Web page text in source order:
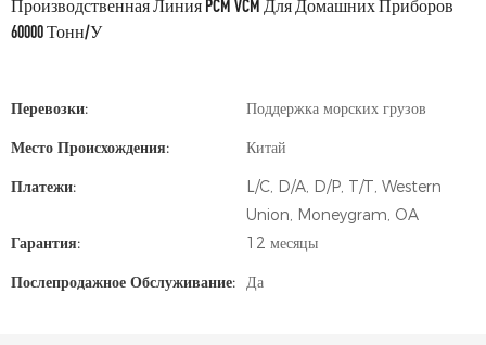
Производственная Линия PCM VCM Для Домашних Приборов
60000 Тонн/у
Перевозки:
Поддержка морских грузов
Место Происхождения:
Китай
Платежи:
L/C, D/A, D/P, T/T, Western
Union, Moneygram, OA
Гарантия:
12 месяцы
Послепродажное Обслуживание: Да